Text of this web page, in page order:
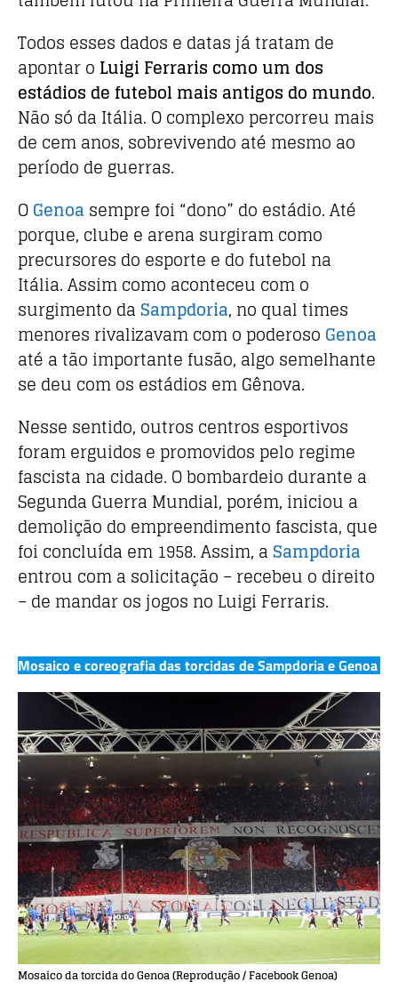
Todos esses dados e datas já tratam de
apontar o Luigi Ferraris como um dos
estádios de futebol mais antigos do mundo.
Não só da Itália. O complexo percorreu mais
de cem anos, sobrevivendo até mesmo ao
período de guerras.
OGenoa sempre foi “dono” do estádio. Até
porque, clube e arena surgiram como
precursores do esporte e do futebol na
Itália. Assim como aconteceu com o
surgimento daSampdoria, no qual times
menores rivalizavam com o poderoso Genoa
até a tão importante fusão, algo semelhante
se deu com os estádios em Gênova.
Nesse sentido, outros centros esportivos
foram erguidos e promovidos pelo regime
fascista na cidade. O bombardeio durante a
Segunda Guerra Mundial, porém, iniciou a
demolição do empreendimento fascista, que
foi concluída em 1958. Assim, aSampdoria
entrou com a solicitação – recebeu o direito
– de mandar os jogos no Luigi Ferraris.
Mosaico e coreografia das torcidas de Sampdoria e Genoa
Mosaico da torcida do Genoa (Reprodução / Facebook Genoa)